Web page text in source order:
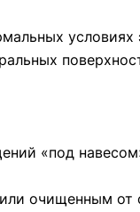
«под
очищенным от